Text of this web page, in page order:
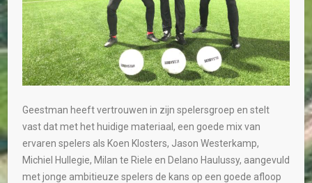
Geestman heeft vertrouwen in zijn spelersgroep en stelt
vast dat met het huidige materiaal, een goede mix van
ervaren spelers als Koen Klosters, Jason Westerkamp,
Michiel Hullegie, Milan te Riele en Delano Haulussy, aangevuld
met jonge ambitieuze spelers de kans op een goede afloop